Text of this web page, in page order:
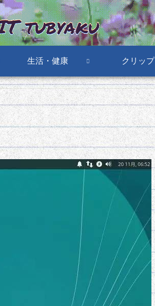
生活・健康 クリップ